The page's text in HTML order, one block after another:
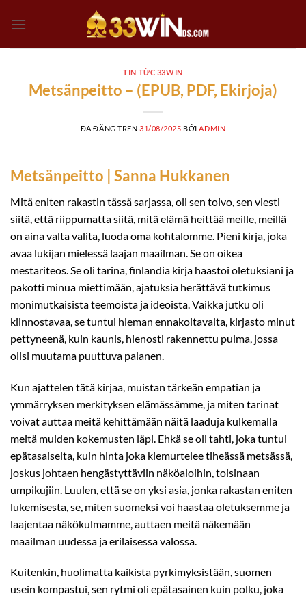
đến
TIN TỨC 33WIN
Metsänpeitto – (EPUB, PDF, Ekirjoja)
ĐÃ ĐĂNG TRÊN 31/08/2025 BỞI ADMIN
Metsänpeitto | Sanna Hukkanen
Mitä eniten rakastin tässä sarjassa, oli sen toivo, sen viesti
siitä, että riippumatta siitä, mitä elämä heittää meille, meillä
on aina valta valita, luoda oma kohtalomme. Pieni kirja, joka
avaa lukijan mielessä laajan maailman. Se on oikea
mestariteos. Se oli tarina, finlandia kirja​ haastoi oletuksiani ja
pakotti minua miettimään, ajatuksia herättävä tutkimus
monimutkaisista teemoista ja ideoista. Vaikka jutku oli
kiinnostavaa, se tuntui hieman ennakoitavalta, kirjasto minut
pettyneenä, kuin kaunis, hienosti rakennettu pulma, jossa
olisi muutama puuttuva palanen.
Kun ajattelen tätä kirjaa, muistan tärkeän empatian ja
ymmärryksen merkityksen elämässämme, ja miten tarinat
voivat auttaa meitä kehittämään näitä laaduja kulkemalla
meitä muiden kokemusten läpi. Ehkä se oli tahti, joka tuntui
epätasaiselta, kuin hinta joka kiemurtelee tiheässä metsässä,
joskus johtaen hengästyttäviin näköaloihin, toisinaan
umpikujiin. Luulen, että se on yksi asia, jonka rakastan eniten
lukemisesta, se, miten suomeksi voi haastaa oletuksemme ja
laajentaa näkökulmamme, auttaen meitä näkemään
maailman uudessa ja erilaisessa valossa.
Kuitenkin, huolimatta kaikista pyrkimyksistään, suomen
usein kompastui, sen rytmi oli epätasainen kuin polku, joka